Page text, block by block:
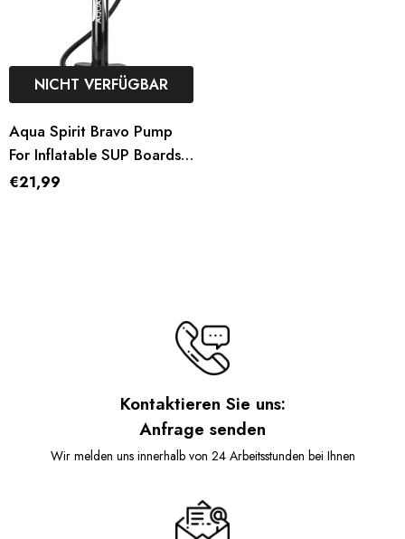
NICHT VERFÜGBAR
Aqua Spirit Bravo Pump
For Inflatable SUP Boards,
Kayaks, Boats
€21,99
Kontaktieren Sie uns:
Anfrage senden
Wir melden uns innerhalb von 24 Arbeitsstunden bei Ihnen